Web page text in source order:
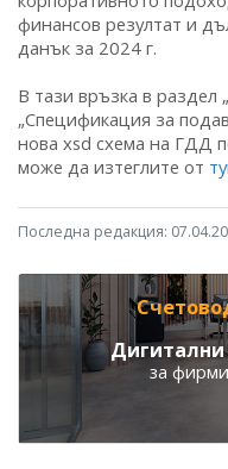
финансов резултат и
данък за 2024 г.
В тази връзка в раздел
„Спецификация за
нова xsd схема на ГДД
може да изтеглите от
Последна редакция:
Дигитални
за